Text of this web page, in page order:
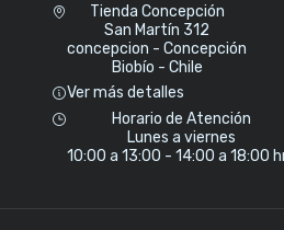
Tienda Concepción
San Martín 312
concepcion - Concepción
Biobío - Chile
Ver más detalles
Horario de Atención
Lunes a viernes
10:00 a 13:00 - 14:00 a 18:00